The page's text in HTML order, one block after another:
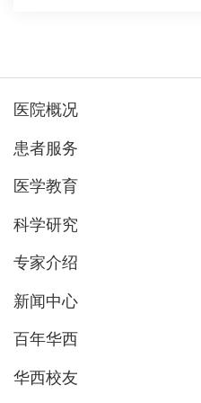
医院概况
患者服务
医学教育
科学研究
专家介绍
新闻中心
百年华西
华西校友